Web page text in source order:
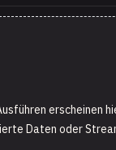
erscheinen
Daten oder